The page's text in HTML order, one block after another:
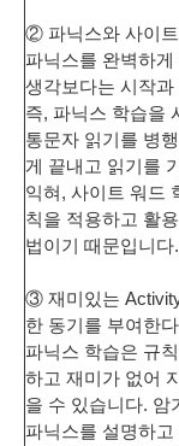
② 파닉스와 사이
파닉스를 완벽하
생각보다는 시작
즉, 파닉스 학습을
통문자 읽기를 병
게 끝내고 읽기를
익혀, 사이트 워드
칙을 적용하고 활
법이기 때문입니다.
③ 재미있는
한 동기를 부여한
파닉스 학습은 규
하고 재미가 없어
을 수 있습니다. 암
파닉스를 설명하